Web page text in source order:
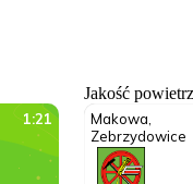
Jakość